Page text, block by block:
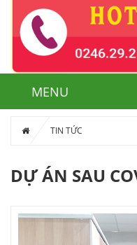
MENU
TIN TỨC
DỰ ÁN SAU